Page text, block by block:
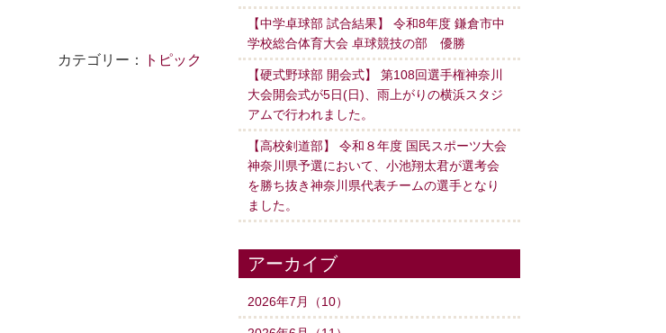
カテゴリー： トピック
【中学卓球部 試合結果】 令和8年度 鎌倉市中
学校総合体育大会 卓球競技の部 優勝
【硬式野球部 開会式】 第108回選手権神奈川
大会開会式が5日(日)、雨上がりの横浜スタジ
アムで行われました。
【高校剣道部】 令和８年度 国民スポーツ大会
神奈川県予選において、小池翔太君が選考会
を勝ち抜き神奈川県代表チームの選手となり
ました。
アーカイブ
2026年7月（10）